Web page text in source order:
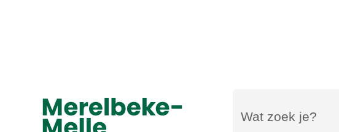
Merelbeke-Melle